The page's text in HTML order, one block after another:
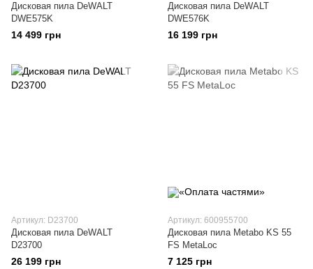
Дисковая пила DeWALT
DWE575K
14 499 грн
Дисковая пила DeWALT
DWE576K
16 199 грн
Артикул: D23700
Дисковая пила DeWALT
D23700
26 199 грн
Артикул: 600955700
Дисковая пила Metabo KS 55
FS MetaLoc
7 125 грн